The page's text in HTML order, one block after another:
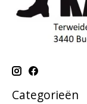
Categorieën